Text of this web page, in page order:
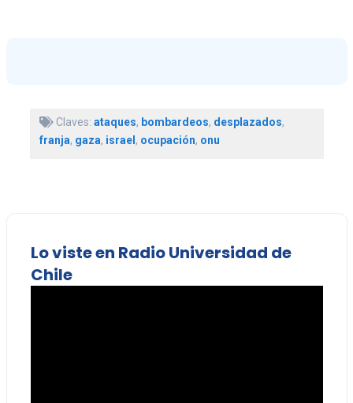
Claves: ataques, bombardeos, desplazados,
franja, gaza, israel, ocupación, onu
Lo viste en Radio Universidad de
Chile